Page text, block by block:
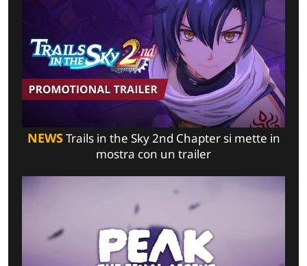
NEWSTrails in the Sky 2nd Chapter si mette in
mostra con un trailer